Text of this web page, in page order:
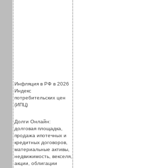
.Инфляция в РФ в 2026
Индекс
потребительских цен
(ИПЦ)
Долги Онлайн:
долговая площадка,
продажа ипотечных и
кредитных договоров,
материальные активы,
недвижимость, векселя,
акции, облигации
.